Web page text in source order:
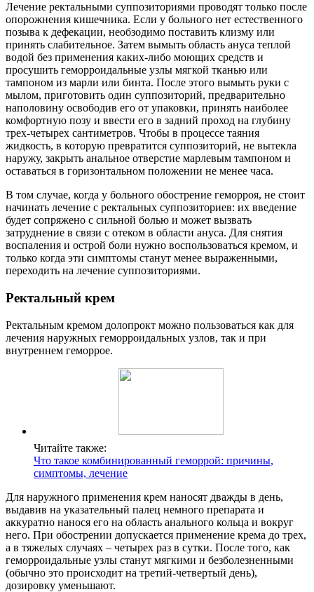
Лечение ректальными суппозиториями проводят только после
опорожнения кишечника. Если у больного нет естественного
позыва к дефекации, необзодимо поставить клизму или
принять слабительное. Затем вымыть область ануса теплой
водой без применения каких-либо моющих средств и
просушить геморроидальные узлы мягкой тканью или
тампоном из марли или бинта. После этого вымыть руки с
мылом, приготовить один суппозиторий, предварительно
наполовину освободив его от упаковки, принять наиболее
комфортную позу и ввести его в задний проход на глубину
трех-четырех сантиметров. Чтобы в процессе таяния
жидкость, в которую превратится суппозиторий, не вытекла
наружу, закрыть анальное отверстие марлевым тампоном и
оставаться в горизонтальном положении не менее часа.
В том случае, когда у больного обострение геморроя, не стоит
начинать лечение с ректальных суппозиториев: их введение
будет сопряжено с сильной болью и может вызвать
затруднение в связи с отеком в области ануса. Для снятия
воспаления и острой боли нужно воспользоваться кремом, и
только когда эти симптомы станут менее выраженными,
переходить на лечение суппозиториями.
Ректальный крем
Ректальным кремом долопрокт можно пользоваться как для
лечения наружных геморроидальных узлов, так и при
внутреннем геморрое.
Читайте также:
Что такое комбинированный геморрой: причины,
симптомы, лечение
Для наружного применения крем наносят дважды в день,
выдавив на указательный палец немного препарата и
аккуратно нанося его на область анального кольца и вокруг
него. При обострении допускается применение крема до трех,
а в тяжелых случаях – четырех раз в сутки. После того, как
геморроидальные узлы станут мягкими и безболезненными
(обычно это происходит на третий-четвертый день),
дозировку уменьшают.